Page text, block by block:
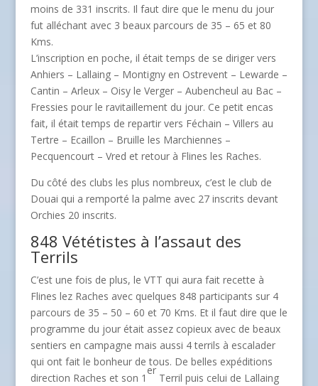
moins de 331 inscrits. Il faut dire que le menu du jour
fut alléchant avec 3 beaux parcours de 35 – 65 et 80
Kms.
L’inscription en poche, il était temps de se diriger vers
Anhiers – Lallaing – Montigny en Ostrevent – Lewarde –
Cantin – Arleux – Oisy le Verger – Aubencheul au Bac –
Fressies pour le ravitaillement du jour. Ce petit encas
fait, il était temps de repartir vers Féchain – Villers au
Tertre – Ecaillon – Bruille les Marchiennes –
Pecquencourt – Vred et retour à Flines les Raches.
Du côté des clubs les plus nombreux, c’est le club de
Douai qui a remporté la palme avec 27 inscrits devant
Orchies 20 inscrits.
848 Vététistes à l’assaut des
Terrils
C’est une fois de plus, le VTT qui aura fait recette à
Flines lez Raches avec quelques 848 participants sur 4
parcours de 35 – 50 – 60 et 70 Kms. Et il faut dire que le
programme du jour était assez copieux avec de beaux
sentiers en campagne mais aussi 4 terrils à escalader
qui ont fait le bonheur de tous. De belles expéditions
direction Raches et son 1
er
Terril puis celui de Lallaing